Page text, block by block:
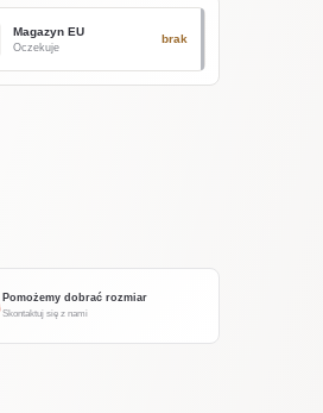
Magazyn EU
Oczekuje
brak
Pomożemy dobrać rozmiar
Skontaktuj się z nami